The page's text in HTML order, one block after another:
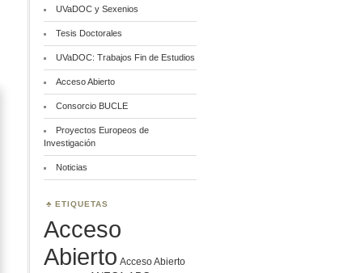
UVaDOC y Sexenios
Tesis Doctorales
UVaDOC: Trabajos Fin de Estudios
Acceso Abierto
Consorcio BUCLE
Proyectos Europeos de
Investigación
Noticias
ETIQUETAS
Acceso
Abierto Acceso Abierto